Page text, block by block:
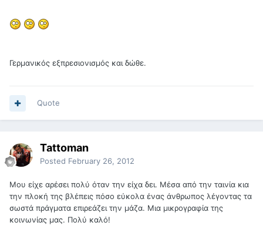
Γερμανικός εξπρεσιονισμός και δώθε.
Quote
Tattoman
Posted February 26, 2012
Μου είχε αρέσει πολύ όταν την είχα δει. Μέσα από την ταινία κια
την πλοκή της βλέπεις πόσο εύκολα ένας άνθρωπος λέγοντας τα
σωστά πράγματα επιρεάζει την μάζα. Μια μικρογραφία της
κοινωνίας μας. Πολύ καλό!